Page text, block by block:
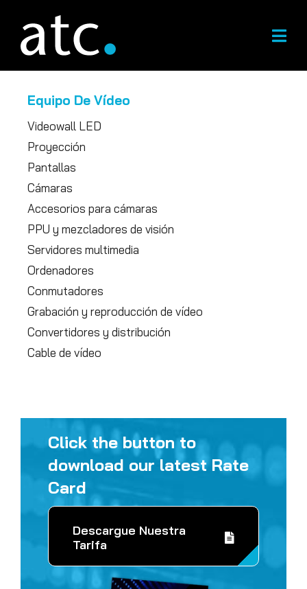
contenido
Equipo De Vídeo
Videowall LED
Proyección
Pantallas
Cámaras
Accesorios para cámaras
PPU y mezcladores de visión
Servidores multimedia
Ordenadores
Conmutadores
Grabación y reproducción de vídeo
Convertidores y distribución
Cable de vídeo
Click the button to
download our latest Rate
Card
Descargue Nuestra
Tarifa